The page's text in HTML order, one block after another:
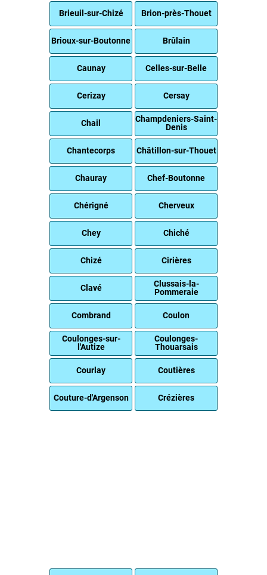
Brieuil-sur-Chizé Brion-près-Thouet
Brioux-sur-Boutonne Brûlain
Caunay Celles-sur-Belle
Cerizay Cersay
Chail
Champdeniers-Saint-
Denis
Chantecorps Châtillon-sur-Thouet
Chauray Chef-Boutonne
Chérigné Cherveux
Chey Chiché
Chizé Cirières
Clavé
Clussais-la-
Pommeraie
Combrand Coulon
Coulonges-sur-
l'Autize
Coulonges-
Thouarsais
Courlay Coutières
Couture-d'Argenson Crézières